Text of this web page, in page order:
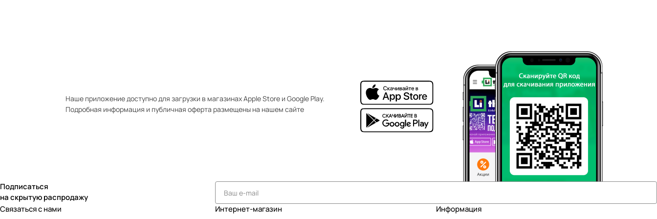
Наше приложение доступно для загрузки в магазинах Apple Store и Google Play.
Подробная информация и публичная оферта размещены на нашем сайте
Подписаться
на скрытую распродажу
Связаться с нами
Интернет-магазин Информация